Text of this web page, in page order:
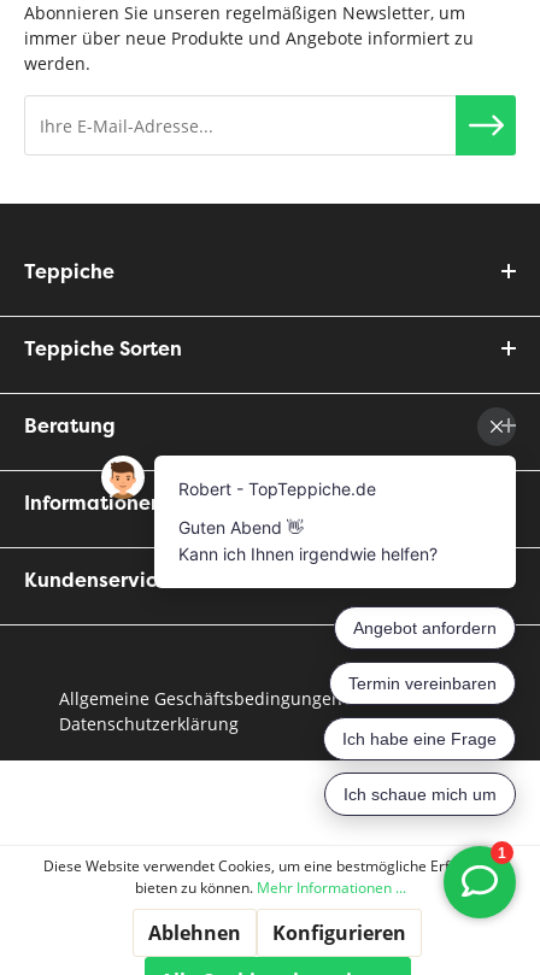
Abonnieren Sie unseren regelmäßigen Newsletter, um
immer über neue Produkte und Angebote informiert zu
werden.
Teppiche
Teppiche Sorten
Beratung
Informationen
Kundenservice
Allgemeine Geschäftsbedingungen
Datenschutzerklärung
Diese Website verwendet Cookies, um eine bestmögliche Erfahrung
bieten zu können. Mehr Informationen ...
Ablehnen
Konfigurieren